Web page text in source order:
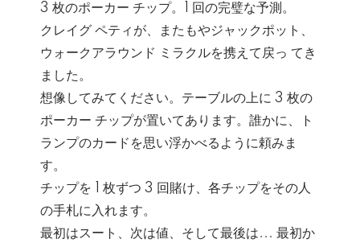
3 枚のポーカー チップ。1 回の完璧な予測。
クレイグ ペティが、またもやジャックポット、
ウォークアラウンド ミラクルを携えて戻っ てき
ました。
想像してみてください。テーブルの上に 3 枚の
ポーカー チップが置いてあります。誰かに、ト
ランプのカードを思い浮かべるように頼みま
す。
チップを 1 枚ずつ 3 回賭け、各チップをその人
の手札に入れます。
最初はスート、次は値、そして最後は... 最初か